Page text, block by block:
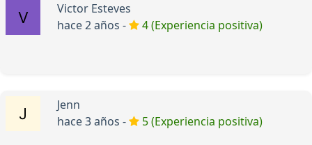
Victor Esteves
hace 2 años -
4 (Experiencia positiva)
Jenn
hace 3 años -
5 (Experiencia positiva)